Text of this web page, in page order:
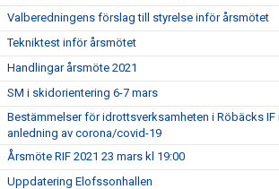
Valberedningens förslag till styrelse inför årsmötet
Tekniktest inför årsmötet
Handlingar årsmöte 2021
SM i skidorientering 6-7 mars
Bestämmelser för idrottsverksamheten i Röbäcks IF
anledning av corona/covid-19
Årsmöte RIF 2021 23 mars kl 19:00
Uppdatering Elofssonhallen